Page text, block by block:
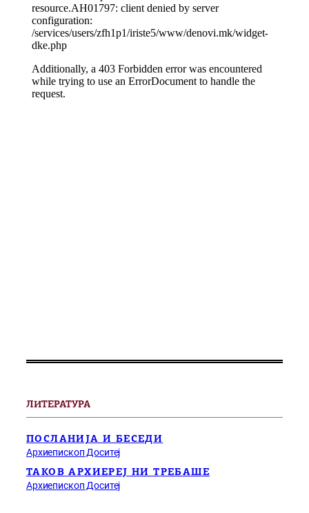
ЛИТЕРАТУРА
ПОСЛАНИЈА И БЕСЕДИ
Архиепископ Доситеј
ТАКОВ АРХИЕРЕЈ НИ ТРЕБАШЕ
Архиепископ Доситеј